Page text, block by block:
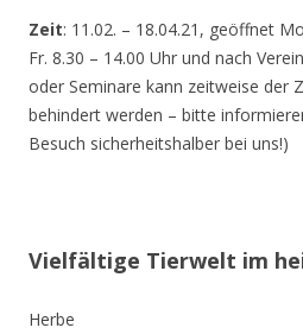
Zeit: 11.02. – 18.04.21, geöffnet
Fr. 8.30 – 14.00 Uhr und nach
oder Seminare kann zeitweise der
behindert werden – bitte
Besuch sicherheitshalber bei uns!)
Vielfältige Tierwelt im
Herbe